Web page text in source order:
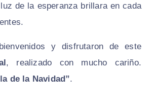
de la esperanza brillara en cada
y disfrutaron de este
, realizado con mucho cariño.
de la Navidad”.